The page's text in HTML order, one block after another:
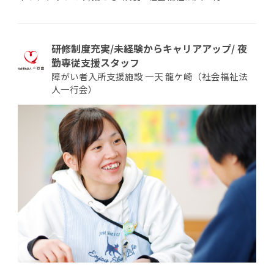
研修制度充実/未経験からキャリアアップ/ 夜
勤専従支援スタッフ
障がい者入所支援施設 一天 龍ケ崎（社会福祉法
人一行会）